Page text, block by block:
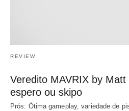
REVIEW
Veredito MAVRIX by
espero ou skipo
Prós: Ótima gameplay, variedade de